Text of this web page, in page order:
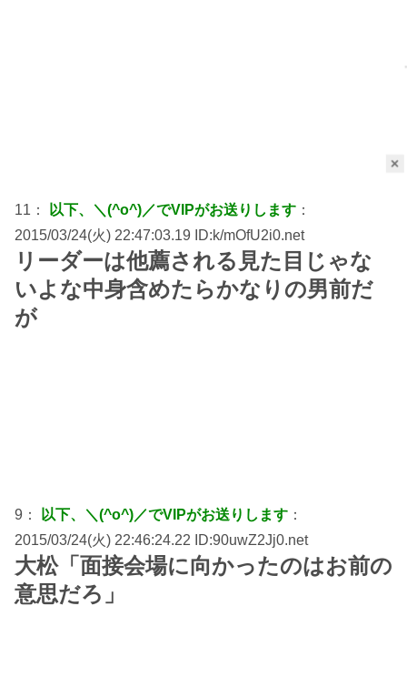
×
11： 以下、＼(^o^)／でVIPがお送りします ：
2015/03/24(火) 22:47:03.19 ID:k/mOfU2i0.net
リーダーは他薦される見た目じゃな
いよな中身含めたらかなりの男前だ
が
9： 以下、＼(^o^)／でVIPがお送りします ：
2015/03/24(火) 22:46:24.22 ID:90uwZ2Jj0.net
大松「面接会場に向かったのはお前の
意思だろ」